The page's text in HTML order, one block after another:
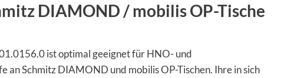
DIAMOND / mobilis OP-Tische
ist optimal geeignet für HNO- und
an Schmitz DIAMOND und mobilis OP-Tischen. Ihre in sich